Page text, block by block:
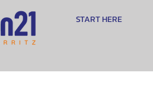
START HERE